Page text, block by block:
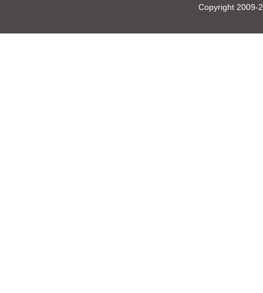
Copyright 2009-